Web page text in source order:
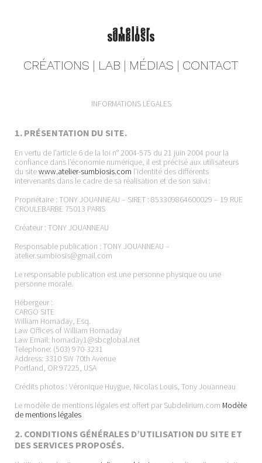
CRÉATIONS | LAB | MÉDIAS | CONTACT
INFORMATIONS LÉGALES
1. PRÉSENTATION DU SITE.
En vertu de l’article 6 de la loi n° 2004-575 du 21 juin 2004 pour la
confiance dans l’économie numérique, il est précisé aux utilisateurs
du sitewww.atelier-sumbiosis.com l’identité des différents
intervenants dans le cadre de sa réalisation et de son suivi :
Propriétaire : TONY JOUANNEAU – SIRET : 853309864600029 – 19 RUE
CROULEBARBE 75013 PARIS
Créateur : TONY JOUANNEAU
Responsable publication : TONY JOUANNEAU –
atelier.sumbiosis@gmail.com
Le responsable publication est une personne physique ou une
personne morale.
Hébergeur :
CARGO SITE
William Hornaday, Esq.
Law Offices of William Hornaday
Law Email: hornaday1@sbcglobal.net
Telephone: (503) 970-3231
Address: 3310 SW 70th Avenue
Portland, OR 97225, USA
Crédits photos : Véronique Huygue, Nicolas Louis, Tony Jouanneau
Le modèle de mentions légales est offert par Subdelirium.com Modèle
de mentions légales
2. CONDITIONS GÉNÉRALES D’UTILISATION DU SITE ET
DES SERVICES PROPOSÉS.